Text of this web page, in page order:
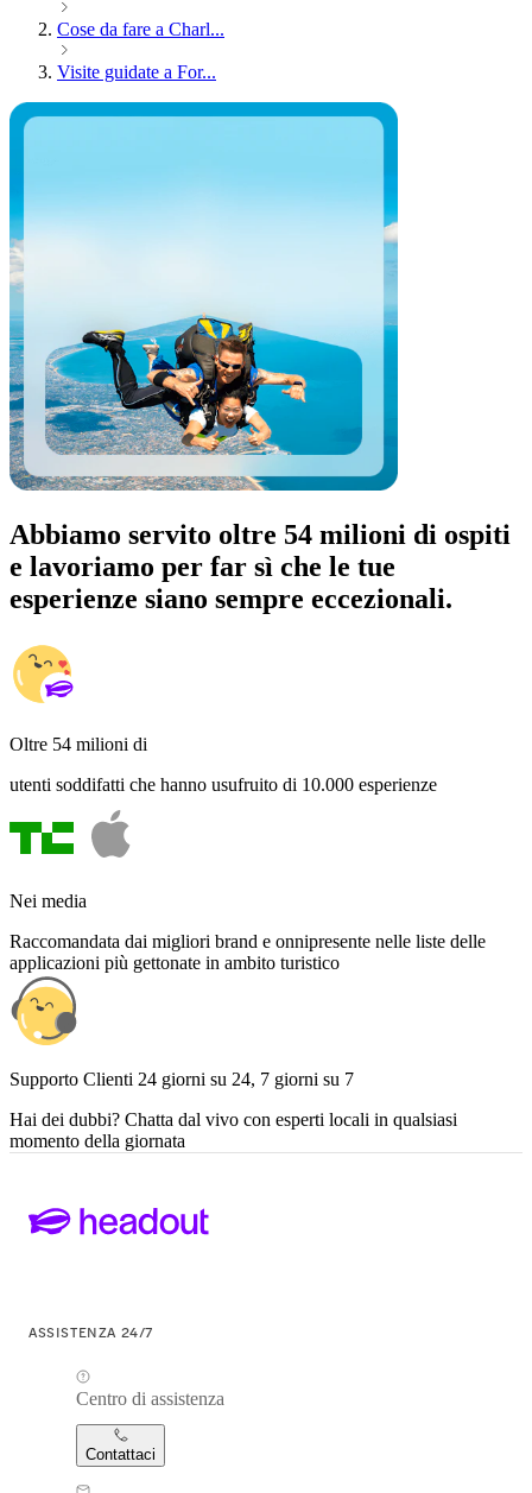
Cose da fare a Charl...
Visite guidate a For...
Abbiamo servito oltre 54 milioni di ospiti
e lavoriamo per far sì che le tue
esperienze siano sempre eccezionali.
Oltre 54 milioni di
utenti soddifatti che hanno usufruito di 10.000 esperienze
Nei media
Raccomandata dai migliori brand e onnipresente nelle liste delle
applicazioni più gettonate in ambito turistico
Supporto Clienti 24 giorni su 24, 7 giorni su 7
Hai dei dubbi? Chatta dal vivo con esperti locali in qualsiasi
momento della giornata
ASSISTENZA 24/7
Centro di assistenza
Contattaci